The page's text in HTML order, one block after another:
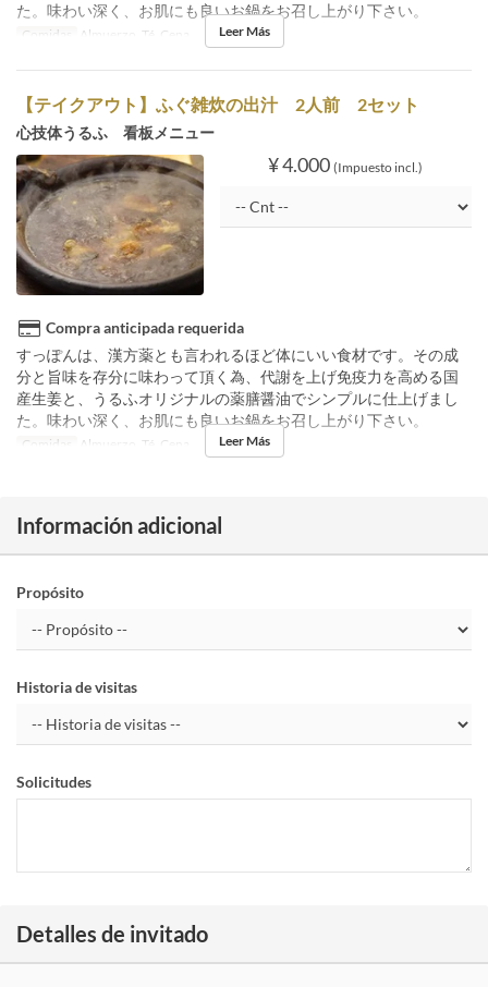
た。味わい深く、お肌にも良いお鍋をお召し上がり下さい。
Comidas Almuerzo, Té, Cena Leer Más
【テイクアウト】ふぐ雑炊の出汁 2人前 2セット
心技体うるふ 看板メニュー
¥ 4.000 (Impuesto incl.)
Compra anticipada requerida
すっぽんは、漢方薬とも言われるほど体にいい食材です。その成
分と旨味を存分に味わって頂く為、代謝を上げ免疫力を高める国
産生姜と、うるふオリジナルの薬膳醤油でシンプルに仕上げまし
た。味わい深く、お肌にも良いお鍋をお召し上がり下さい。
Comidas Almuerzo, Té, Cena Leer Más
Información adicional
Propósito
Historia de visitas
Solicitudes
Detalles de invitado